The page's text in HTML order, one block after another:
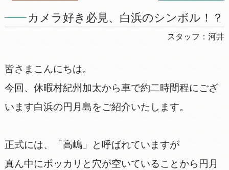
カメラ好き必見、白浜のシンボル！？
スタッフ：河井
皆さまこんにちは。
今回、休暇村紀州加太から車で約二時間程にござ
います白浜の円月島をご紹介いたします。
正式には、「高嶋」と呼ばれていますが
真ん中にポッカリと穴が空いていることから円月